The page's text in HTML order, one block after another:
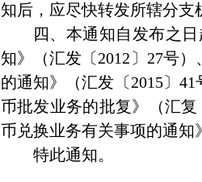
知后，应尽快转发所辖分支
四、本通知自发布之
知》（汇发〔2012 〕 27号）
的通知》（汇发〔2015〕 41
币批发业务的批复》（汇复
币兑换业务有关事项的通知
特此通知。